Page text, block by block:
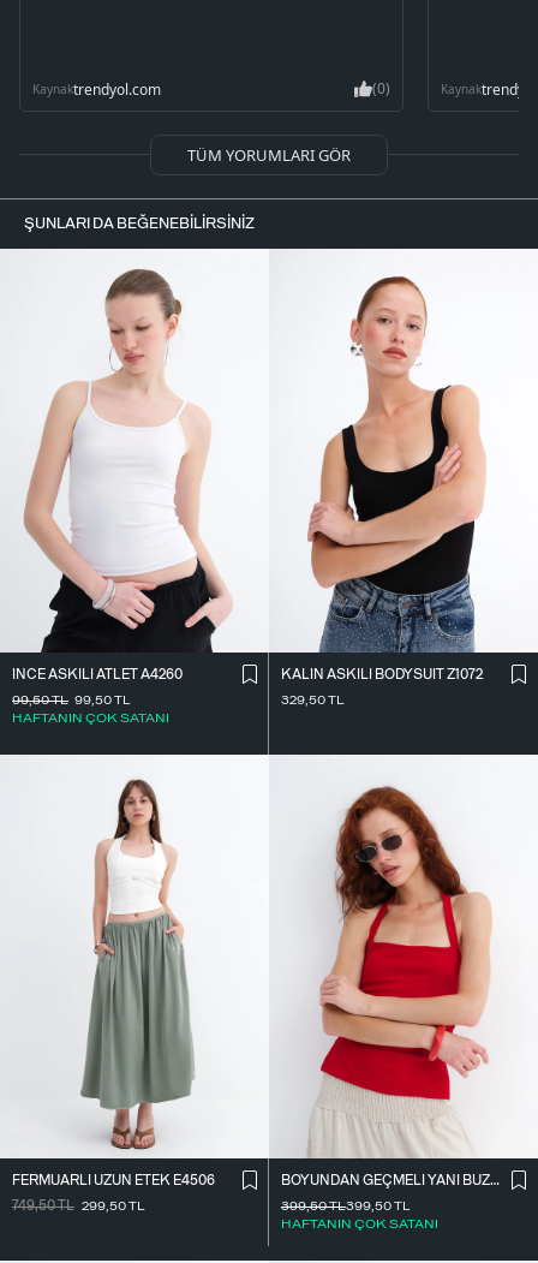
Kaynaktrendyol.com (0) Kaynak
TÜM YORUMLARI GÖR
ŞUNLARI DA BEĞENEBILIRSINIZ
İ̇NCE ASKILI ATLET A4260
99,50TL
HAFTANIN ÇOK SATANI
99,50TL
KALIN ASKILI BODYSUIT Z1072
329,50TL
FERMUARLI UZUN ETEK E4506
749,50TL 299,50TL
BOYUNDAN GEÇMELI YANI BÜZGÜLÜ BLUZ A390
399,50TL
HAFTANIN ÇOK SATANI
399,50TL